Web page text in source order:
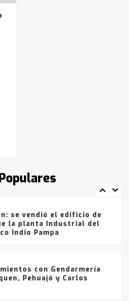
Lauquen
de los combustibles en
Cereales de Bahía
que Agosto vendrá
y heladas, en gran parte
por
de drogas en la
sábado
se vendió el edificio de
la planta Industrial del
Indio Pampa
con Gendarmería
Pehuajó y Carlos